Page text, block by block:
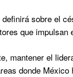
sobre el
que
mantener el
donde